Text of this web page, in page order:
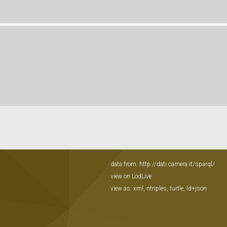
data from: http://dati.camera.it/sparql/
view on LodLive
view as: xml , ntriples, turtle, ld+json